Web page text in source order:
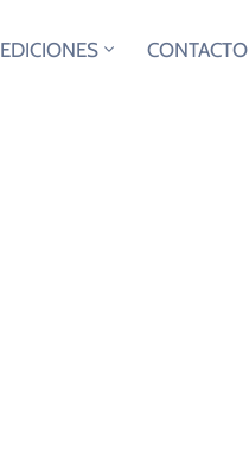
EDICIONES CONTACTO